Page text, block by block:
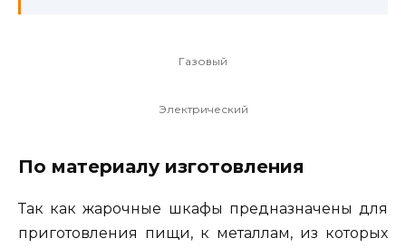
Газовый
Электрический
По материалу изготовления
Так как жарочные шкафы предназначены для
приготовления пищи, к металлам, из которых